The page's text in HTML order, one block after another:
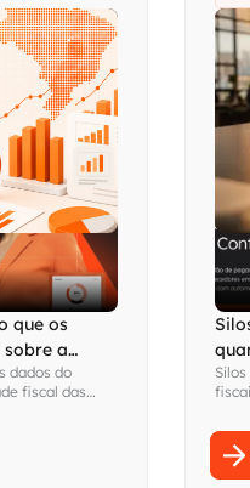
que os
a
brasileiras
dados do
fiscal das
sem